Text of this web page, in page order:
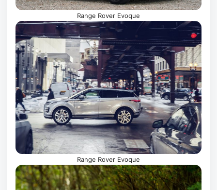
Range Rover Evoque
Range Rover Evoque